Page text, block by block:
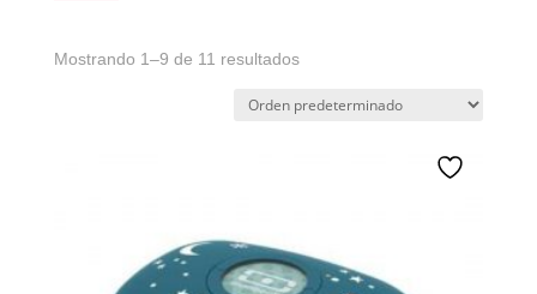
Mostrando 1–9 de 11 resultados